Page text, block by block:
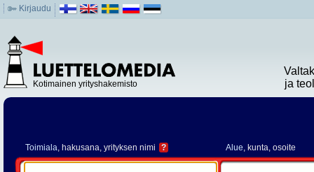
Kirjaudu
Kotimainen yrityshakemisto
ja
Toimiala, hakusana, yrityksen nimi ? Alue, kunta, osoite